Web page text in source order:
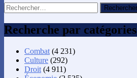
Rechercher :
Recherche par catégories
Combat (4 231)
Culture (292)
Droit (4 911)